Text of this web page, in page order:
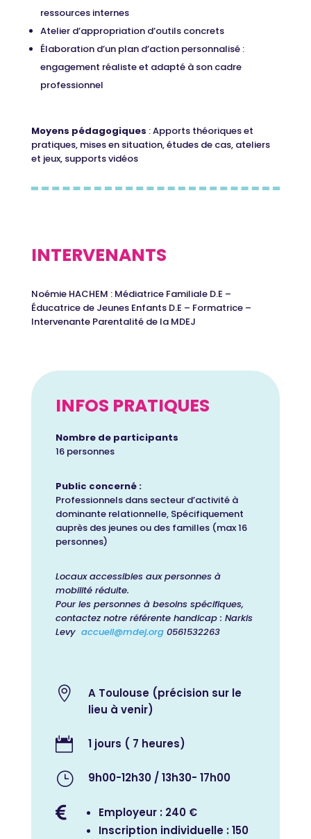
ressources internes
Atelier d’appropriation d’outils concrets
Élaboration d’un plan d’action personnalisé :
engagement réaliste et adapté à son cadre
professionnel
Moyens pédagogiques : Apports théoriques et
pratiques, mises en situation, études de cas, ateliers
et jeux, supports vidéos
INTERVENANTS
Noémie HACHEM : Médiatrice Familiale D.E –
Éducatrice de Jeunes Enfants D.E – Formatrice –
Intervenante Parentalité de la MDEJ
INFOS PRATIQUES
Nombre de participants
16 personnes
Public concerné :
Professionnels dans secteur d’activité à
dominante relationnelle, Spécifiquement
auprès des jeunes ou des familles (max 16
personnes)
Locaux accessibles aux personnes à
mobilité réduite.
Pour les personnes à besoins spécifiques,
contactez notre référente handicap : Narkis
Levy accueil@mdej.org0561532263

A Toulouse (précision sur le
lieu à venir)
 1 jours ( 7 heures)
} 9h00-12h30 / 13h30- 17h00

Employeur : 240 €
Inscription individuelle : 150